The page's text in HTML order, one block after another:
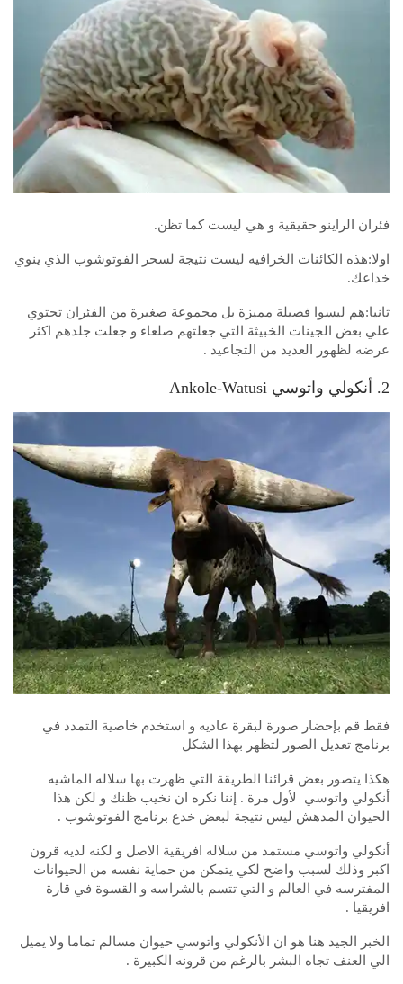
فئران الراينو حقيقية و هي ليست كما تظن.
اولا:هذه الكائنات الخرافيه ليست نتيجة لسحر الفوتوشوب الذي ينوي
خداعك.
ثانيا:هم ليسوا فصيلة مميزة بل مجموعة صغيرة من الفئران تحتوي
علي بعض الجينات الخبيثة التي جعلتهم صلعاء و جعلت جلدهم اكثر
عرضه لظهور العديد من التجاعيد .
2. أنكولي واتوسي Ankole-Watusi
فقط قم بإحضار صورة لبقرة عاديه و استخدم خاصية التمدد في
برنامج تعديل الصور لتظهر بهذا الشكل
هكذا يتصور بعض قرائنا الطريقة التي ظهرت بها سلاله الماشيه
أنكولي واتوسي لأول مرة . إننا نكره ان نخيب ظنك و لكن هذا
الحيوان المدهش ليس نتيجة لبعض خدع برنامج الفوتوشوب .
أنكولي واتوسي مستمد من سلاله افريقية الاصل و لكنه لديه قرون
اكبر وذلك لسبب واضح لكي يتمكن من حماية نفسه من الحيوانات
المفترسه في العالم و التي تتسم بالشراسه و القسوة في قارة
افريقيا .
الخبر الجيد هنا هو ان الأنكولي واتوسي حيوان مسالم تماما ولا يميل
الي العنف تجاه البشر بالرغم من قرونه الكبيرة .